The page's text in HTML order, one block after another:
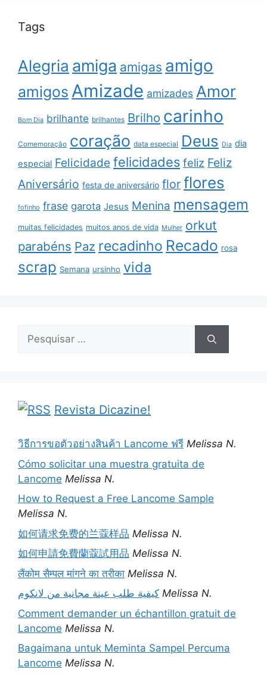
Tags
Alegria amiga amigas amigo
amigos Amizade amizades Amor
Bom Dia brilhante brilhantes Brilho carinho
Comemoração coração data especial Deus Dia dia
especial Felicidade felicidades feliz Feliz
Aniversário festa de aniversário flor flores
fofinho frase garota Jesus Menina mensagem
muitas felicidades muitos anos de vida Mulher orkut
parabéns Paz recadinho Recado rosa
scrap Semana ursinho vida
Pesquisar
Revista Dicazine!
วิธีการขอตัวอย่างสินค้า Lancome ฟรี Melissa N.
Cómo solicitar una muestra gratuita de
Lancome Melissa N.
How to Request a Free Lancome Sample
Melissa N.
如何请求免费的兰蔻样品 Melissa N.
如何申請免費蘭蔻試用品 Melissa N.
लैंकोम सैम्पल मांगने का तरीका Melissa N.
كيفية طلب عينة مجانية من لانكوم Melissa N.
Comment demander un échantillon gratuit de
Lancome Melissa N.
Bagaimana untuk Meminta Sampel Percuma
Lancome Melissa N.